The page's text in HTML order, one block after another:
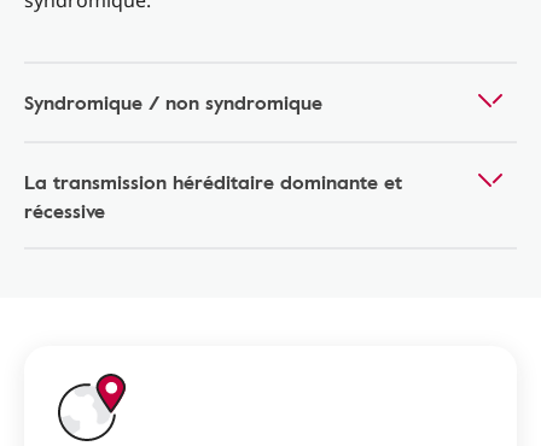
Syndromique / non syndromique
La transmission héréditaire dominante et
récessive